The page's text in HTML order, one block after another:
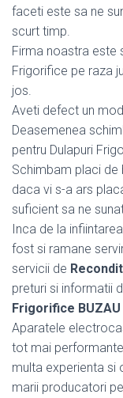
faceti este sa ne
scurt timp.
Firma noastra este
Frigorifice pe raza
jos.
Aveti defect un
Deasemenea
pentru Dulapuri
Schimbam placi de
daca vi s-a ars
suficient sa ne
Inca de la
fost si ramane
servicii de
preturi si informatii
Frigorifice BUZAU
Aparatele
tot mai
multa experienta si
marii producatori